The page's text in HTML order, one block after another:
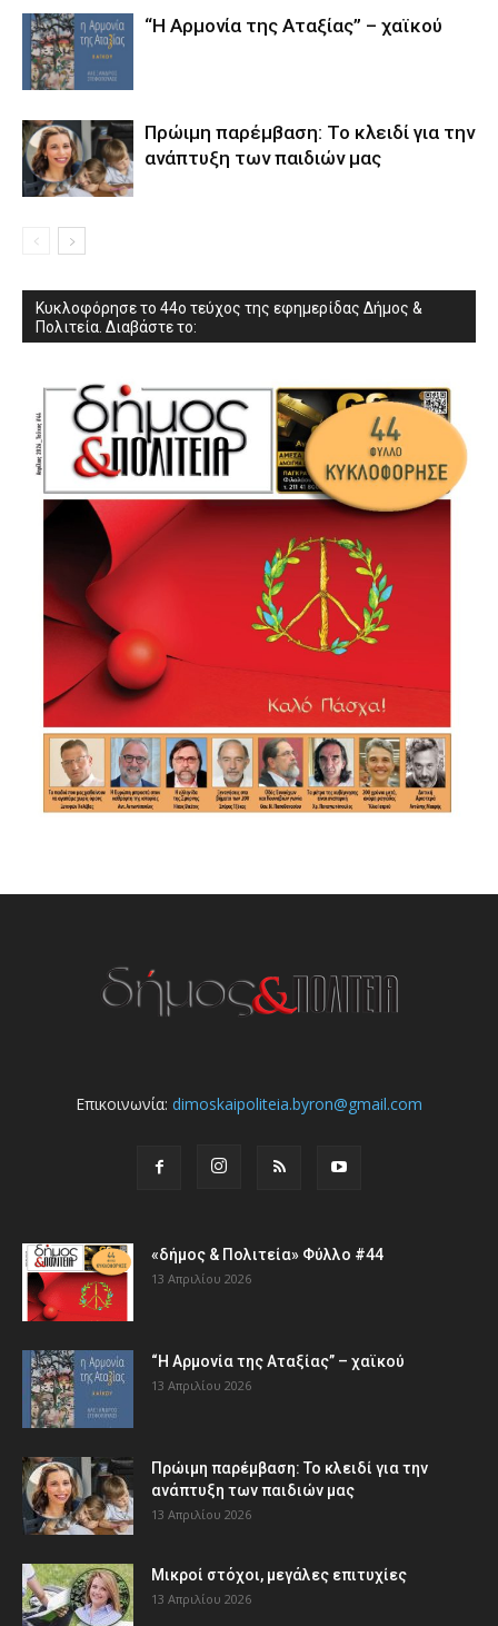
“Η Αρμονία της Αταξίας” – χαϊκού
Πρώιμη παρέμβαση: Το κλειδί για την
ανάπτυξη των παιδιών µας
Κυκλοφόρησε το 44ο τεύχος της εφημερίδας Δήμος &
Πολιτεία. Διαβάστε το:
Επικοινωνία: dimoskaipoliteia.byron@gmail.com
«δήμος & Πολιτεία» Φύλλο #44
13 Απριλίου 2026
“Η Αρμονία της Αταξίας” – χαϊκού
13 Απριλίου 2026
Πρώιμη παρέμβαση: Το κλειδί για την
ανάπτυξη των παιδιών µας
13 Απριλίου 2026
Μικροί στόχοι, μεγάλες επιτυχίες
13 Απριλίου 2026